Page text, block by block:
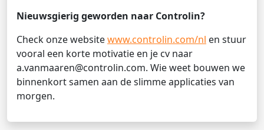
Nieuwsgierig geworden naar Controlin?
Check onze websitewww.controlin.com/nl en stuur
vooral een korte motivatie en je cv naar
a.vanmaaren@controlin.com. Wie weet bouwen we
binnenkort samen aan de slimme applicaties van
morgen.